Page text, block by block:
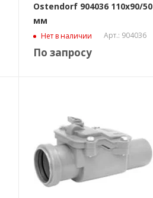
Ostendorf 904036 110x90/50
мм
Нет в наличии Арт.: 904036
По запросу